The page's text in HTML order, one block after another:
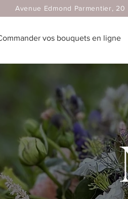
Parmentier, 20
vos bouquets en ligne